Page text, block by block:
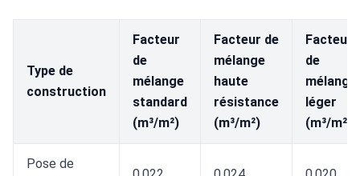
Type de
construction
Facteur
de
mélange
standard
(m³/m²)
Facteur de
mélange
haute
résistance
(m³/m²)
Facteur
de
mélange
léger
(m³/m²)
Pose de